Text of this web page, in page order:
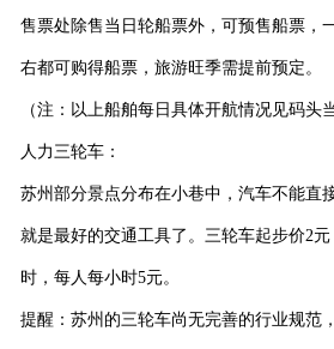
售票处除售当日轮船票外，可预售船票，
右都可购得船票，旅游旺季需提前预定。
（注：以上船舶每日具体开航情况见码头
人力三轮车：
苏州部分景点分布在小巷中，汽车不能直
就是最好的交通工具了。三轮车起步价2
时，每人每小时5元。
提醒：苏州的三轮车尚无完善的行业规范